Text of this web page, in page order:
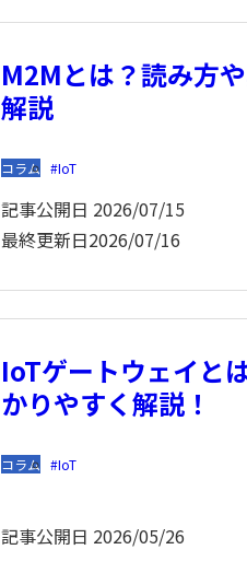
M2Mとは？読み方
解説
コラム IoT
記事公開日 2026/07/15
最終更新日2026/07/16
IoTゲートウェイと
かりやすく解説！
コラム IoT
記事公開日 2026/05/26